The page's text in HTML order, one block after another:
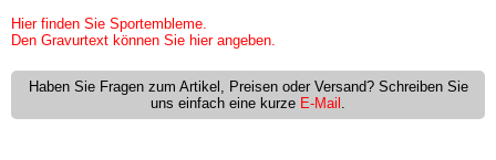
Hier finden Sie Sportembleme.
Den Gravurtext können Sie hier angeben.
Haben Sie Fragen zum Artikel, Preisen oder Versand? Schreiben Sie
uns einfach eine kurze E-Mail .